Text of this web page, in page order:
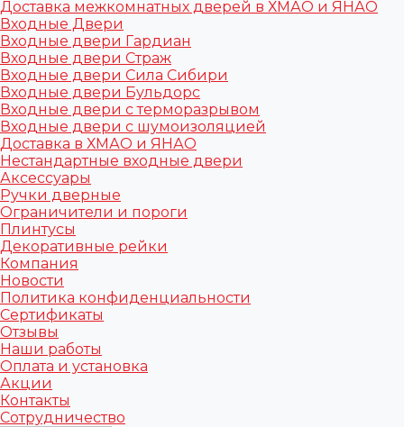
Доставка межкомнатных дверей в ХМАО и ЯНАО
Входные Двери
Входные двери Гардиан
Входные двери Страж
Входные двери Сила Сибири
Входные двери Бульдорс
Входные двери с терморазрывом
Входные двери с шумоизоляцией
Доставка в ХМАО и ЯНАО
Нестандартные входные двери
Аксессуары
Ручки дверные
Ограничители и пороги
Плинтусы
Декоративные рейки
Компания
Новости
Политика конфиденциальности
Сертификаты
Отзывы
Наши работы
Оплата и установка
Акции
Контакты
Сотрудничество